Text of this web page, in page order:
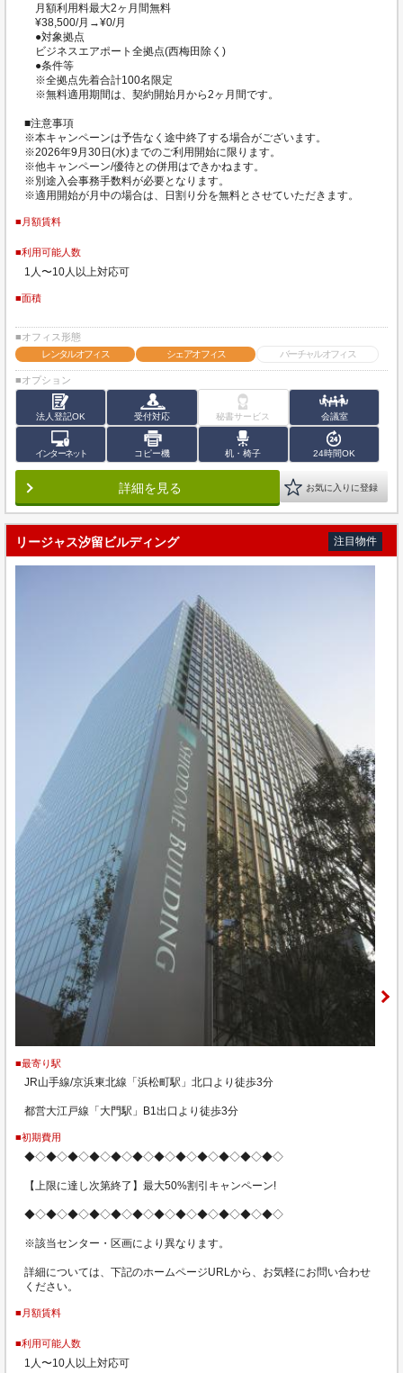
月額利用料最大2ヶ月間無料
¥38,500/月→¥0/月
●対象拠点
ビジネスエアポート全拠点(西梅田除く)
●条件等
※全拠点先着合計100名限定
※無料適用期間は、契約開始月から2ヶ月間です。
■注意事項
※本キャンペーンは予告なく途中終了する場合がございます。
※2026年9月30日(水)までのご利用開始に限ります。
※他キャンペーン/優待との併用はできかねます。
※別途入会事務手数料が必要となります。
※適用開始が月中の場合は、日割り分を無料とさせていただきます。
■月額賃料
■利用可能人数
1人〜10人以上対応可
■面積
■オフィス形態
レンタルオフィス
シェアオフィス バーチャルオフィス
■オプション
法人登記OK 受付対応 秘書サービス 会議室
インターネット コピー機 机・椅子 24時間OK
詳細を見る お気に入りに登録
リージャス汐留ビルディング 注目物件
■最寄り駅
JR山手線/京浜東北線「浜松町駅」北口より徒歩3分
都営大江戸線「大門駅」B1出口より徒歩3分
■初期費用
◆◇◆◇◆◇◆◇◆◇◆◇◆◇◆◇◆◇◆◇◆◇◆◇
【上限に達し次第終了】最大50%割引キャンペーン!
◆◇◆◇◆◇◆◇◆◇◆◇◆◇◆◇◆◇◆◇◆◇◆◇
※該当センター・区画により異なります。
詳細については、下記のホームページURLから、お気軽にお問い合わせ
ください。
■月額賃料
■利用可能人数
1人〜10人以上対応可